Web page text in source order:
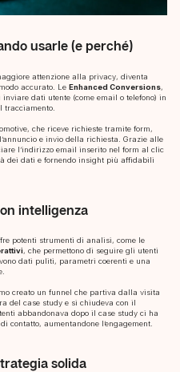
usarle (e perché)
attenzione alla privacy, diventa
accurato. LeEnhanced Conversions,
dati utente (come email o telefono) in
tracciamento.
che riceve richieste tramite form,
e invio della richiesta. Grazie alle
l’indirizzo email inserito nel form al clic
dei dati e fornendo insight più affidabili
intelligenza
potenti strumenti di analisi, come le
, che permettono di seguire gli utenti
dati puliti, parametri coerenti e una
creato un funnel che partiva dalla visita
del case study e si chiudeva con il
abbandonava dopo il case study ci ha
contatto, aumentandone l’engagement.
solida